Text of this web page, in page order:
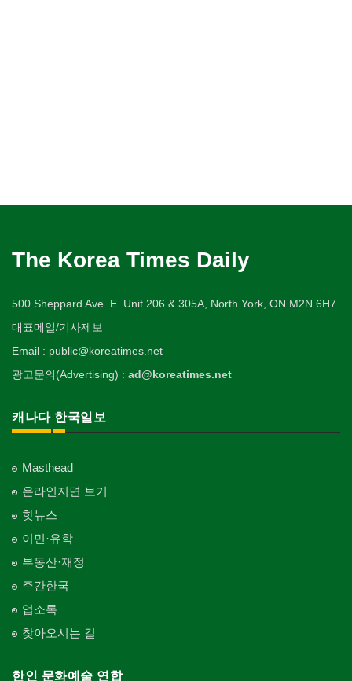
The Korea Times Daily
500 Sheppard Ave. E. Unit 206 & 305A, North York, ON M2N 6H7
대표메일/기사제보
Email : public@koreatimes.net
광고문의(Advertising) : ad@koreatimes.net
캐나다 한국일보
Masthead
온라인지면 보기
핫뉴스
이민·유학
부동산·재정
주간한국
업소록
찾아오시는 길
한인 문화예술 연합